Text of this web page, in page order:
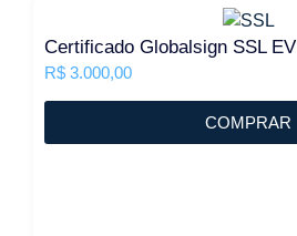
Certificado Globalsign SSL EV
R$ 3.000,00
COMPRAR